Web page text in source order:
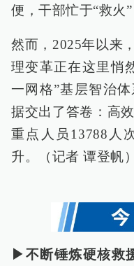
便，干部忙于“救火
然而，2025年以来
理变革正在这里悄
一网格”基层智治
据交出了答卷：高
重点人员13788人
升。（记者 谭登帆）
▶不断锤炼硬核救